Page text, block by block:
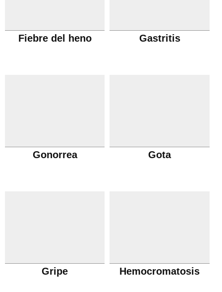
Fiebre del heno Gastritis
Gonorrea Gota
Gripe Hemocromatosis